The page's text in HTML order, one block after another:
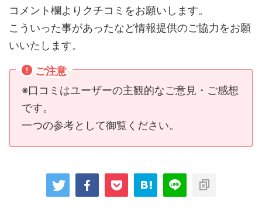
コメント欄よりクチコミをお願いします。
こういった事があったなど情報提供のご協力をお願
いいたします。
ご注意
※口コミはユーザーの主観的なご意見・ご感想
です。
一つの参考として御覧ください。